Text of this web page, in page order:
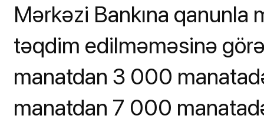
Mərkəzi Bankına
təqdim edilməməsinə
manatdan 3 000
manatdan 7 000